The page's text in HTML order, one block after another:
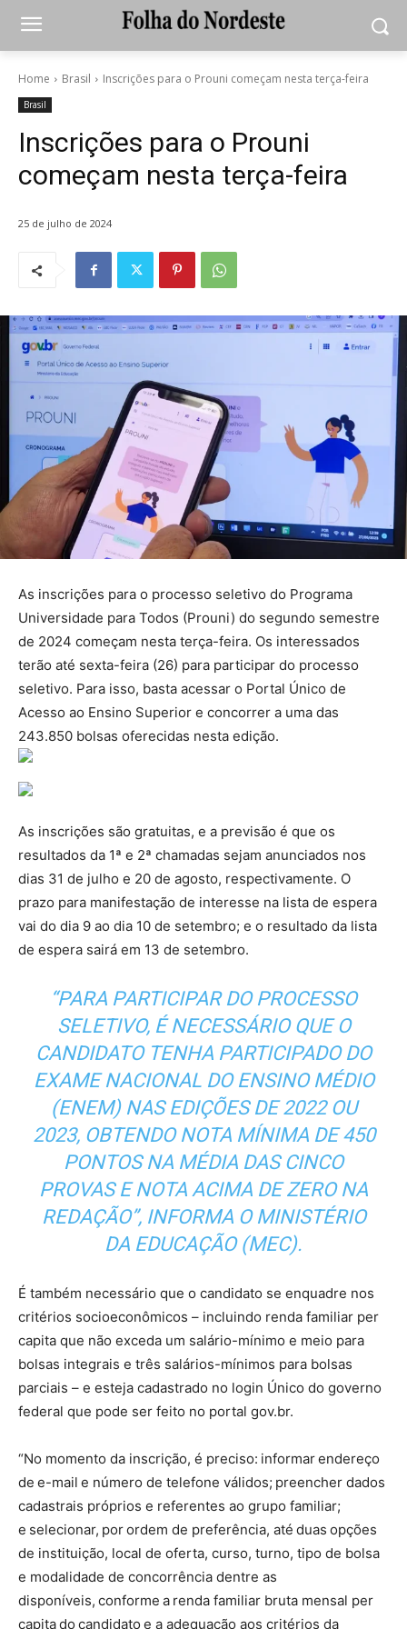
Home Brasil Inscrições para o Prouni começam nesta terça-feira
Brasil
Inscrições para o Prouni
começam nesta terça-feira
25 de julho de 2024
As inscrições para o processo seletivo do Programa
Universidade para Todos (Prouni) do segundo semestre
de 2024 começam nesta terça-feira. Os interessados
terão até sexta-feira (26) para participar do processo
seletivo. Para isso, basta acessar o Portal Único de
Acesso ao Ensino Superior e concorrer a uma das
243.850 bolsas oferecidas nesta edição.
As inscrições são gratuitas, e a previsão é que os
resultados da 1ª e 2ª chamadas sejam anunciados nos
dias 31 de julho e 20 de agosto, respectivamente. O
prazo para manifestação de interesse na lista de espera
vai do dia 9 ao dia 10 de setembro; e o resultado da lista
de espera sairá em 13 de setembro.
“PARA PARTICIPAR DO PROCESSO
SELETIVO, É NECESSÁRIO QUE O
CANDIDATO TENHA PARTICIPADO DO
EXAME NACIONAL DO ENSINO MÉDIO
(ENEM) NAS EDIÇÕES DE 2022 OU
2023, OBTENDO NOTA MÍNIMA DE 450
PONTOS NA MÉDIA DAS CINCO
PROVAS E NOTA ACIMA DE ZERO NA
REDAÇÃO”, INFORMA O MINISTÉRIO
DA EDUCAÇÃO (MEC).
É também necessário que o candidato se enquadre nos
critérios socioeconômicos – incluindo renda familiar per
capita que não exceda um salário-mínimo e meio para
bolsas integrais e três salários-mínimos para bolsas
parciais – e esteja cadastrado no login Único do governo
federal que pode ser feito no portal gov.br.
“No momento da inscrição, é preciso: informar endereço
de e-mail e número de telefone válidos; preencher dados
cadastrais próprios e referentes ao grupo familiar;
e selecionar, por ordem de preferência, até duas opções
de instituição, local de oferta, curso, turno, tipo de bolsa
e modalidade de concorrência dentre as
disponíveis, conforme a renda familiar bruta mensal per
capita do candidato e a adequação aos critérios da